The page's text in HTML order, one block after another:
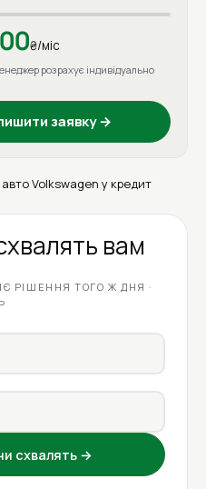
₴/міс
розрахує індивідуально
заявку →
авто Volkswagen у кредит
вам
РІШЕННЯ ТОГО Ж ДНЯ ·
схвалять →